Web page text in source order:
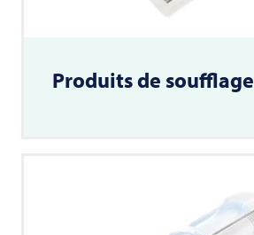
Produits de soufflage